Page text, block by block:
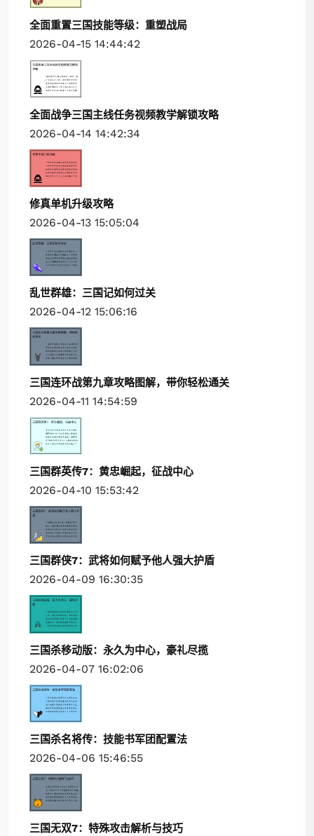
全面重置三国技能等级：重塑战局
2026-04-15 14:44:42
全面战争三国主线任务视频教学解锁攻略
2026-04-14 14:42:34
修真单机升级攻略
2026-04-13 15:05:04
乱世群雄：三国记如何过关
2026-04-12 15:06:16
三国连环战第九章攻略图解，带你轻松通关
2026-04-11 14:54:59
三国群英传7：黄忠崛起，征战中心
2026-04-10 15:53:42
三国群侠7：武将如何赋予他人强大护盾
2026-04-09 16:30:35
三国杀移动版：永久为中心，豪礼尽揽
2026-04-07 16:02:06
三国杀名将传：技能书军团配置法
2026-04-06 15:46:55
三国无双7：特殊攻击解析与技巧